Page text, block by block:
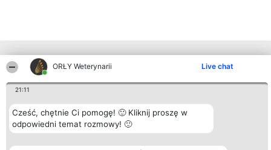
ORŁY Weterynarii Live chat
21:11
Cześć, chętnie Ci pomogę! 🙂 Kliknij proszę w
odpowiedni temat rozmowy! 🙂
Inne firmy z województwa
Organizator plebiscytu
Bright Side Solutions sp. z o.
o. sp. k.
ul. Ruska 22
KRS 0000749100 | Regon
Plebiscyt
Laureaci
Lista
wszystkich
Zasady
Kontakt
Kontakt